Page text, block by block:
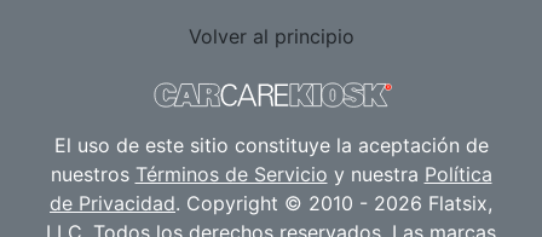
El uso de este sitio constituye la aceptación de
nuestrosTérminos de Servicioy nuestraPolítica
de Privacidad. Copyright © 2010 - 2026 Flatsix,
LLC. Todos los derechos reservados. Las marcas
registradas designadas son propiedad de sus